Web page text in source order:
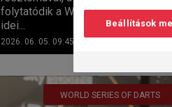
folytatódik a World Series of Darts
idei...
2026. 06. 05. 09:45
WORLD SERIES OF DARTS
Beállítások